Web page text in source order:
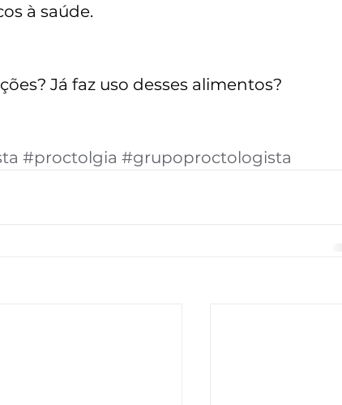
à saúde.
Já faz uso desses alimentos?
#proctolgia #grupoproctologista